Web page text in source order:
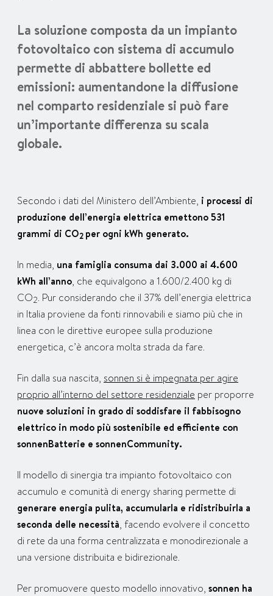
La soluzione composta da un impianto
fotovoltaico con sistema di accumulo
permette di abbattere bollette ed
emissioni: aumentandone la diffusione
nel comparto residenziale si può fare
un’importante differenza su scala
globale.
Secondo i dati del Ministero dell’Ambiente, i processi di
produzione dell’energia elettrica emettono 531
grammi di CO2 per ogni kWh generato.
In media, una famiglia consuma dai 3.000 ai 4.600
kWh all’anno, che equivalgono a 1.600/2.400 kg di
CO2. Pur considerando che il 37% dell’energia elettrica
in Italia proviene da fonti rinnovabili e siamo più che in
linea con le direttive europee sulla produzione
energetica, c’è ancora molta strada da fare.
Fin dalla sua nascita, sonnen si è impegnata per agire
proprio all’interno del settore residenziale per proporre
nuove soluzioni in grado di soddisfare il fabbisogno
elettrico in modo più sostenibile ed efficiente con
sonnenBatterie e sonnenCommunity.
Il modello di sinergia tra impianto fotovoltaico con
accumulo e comunità di energy sharing permette di
generare energia pulita, accumularla e ridistribuirla a
seconda delle necessità, facendo evolvere il concetto
di rete da una forma centralizzata e monodirezionale a
una versione distribuita e bidirezionale.
Per promuovere questo modello innovativo, sonnen ha